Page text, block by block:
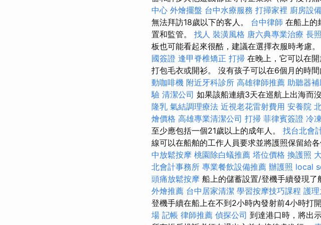
中心 外燴擺盤 台中水療服務 打掃家裡 廚房設
無法拜訪18歲以下的客人。 台中律師 在船上的
置和監管。 找人 裝潢風格 唐六典專業治療 長照
板也可能看起來很酷，建議在選擇衣服時考慮。
國簽證 逢甲脊椎矯正 打掃 在晚上，它可以在
打包毛衣或開衫。 沒有孩子可以在6個月的時
動咖啡機 附近牙科診所 高雄律師推薦 助聽器補
驗 清潔公司 如果該船連續3天在巡航上出海而
隆乳 氣結調理療法 近視老花雷射費用 安養院
燴價格 高雄專業清潔公司 打掃 菲律賓簽證 冷
至少應包括一個21歲以上的成年人。 找台北會
線可以在船舶的工作人員要求並將護照保留給
中放鬆按摩 桃園除白蟻推薦 塔位價格 換護照
北會計事務所 專業餐飲設備推薦 辦護照 local
頭痛放鬆按摩 船上的儲蓄設置/登機手續發現了
外燴推薦 台中居家清潔 學習按摩技巧課程 護
登機手續在船上在不到2小時內發射前4小時打
場 記帳 律師推薦 偵探公司 到達港口時，將出